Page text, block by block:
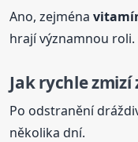
Ano, zejména
hrají významnou roli.
Jak rychle
Po odstranění
několika dní.